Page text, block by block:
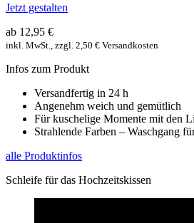
Jetzt gestalten
ab 12,95 €
inkl. MwSt., zzgl. 2,50 € Versandkosten
Infos zum Produkt
Versandfertig in 24 h
Angenehm weich und gemütlich
Für kuschelige Momente mit den
Strahlende Farben – Waschgang
alle Produktinfos
Schleife für das Hochzeitskissen